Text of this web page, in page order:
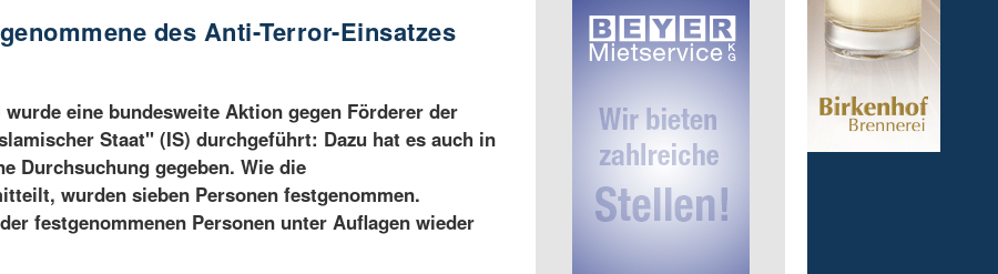
des Anti-Terror-Einsatzes
eine bundesweite Aktion gegen Förderer der
Staat" (IS) durchgeführt: Dazu hat es auch in
Durchsuchung gegeben. Wie die
wurden sieben Personen festgenommen.
festgenommenen Personen unter Auflagen wieder